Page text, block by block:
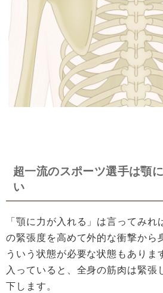
超一流のスポーツ選手は顎
い
「顎に力が入れる」は言ってみ
の緊張度を高めて外的な衝撃から
ういう状態が必要な状態もありま
入っていると、全身の筋肉は緊張
下します。